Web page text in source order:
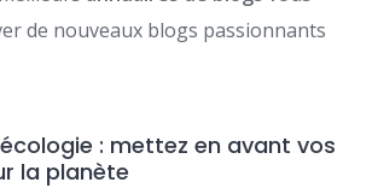
de nouveaux blogs passionnants
: mettez en avant vos
la planète